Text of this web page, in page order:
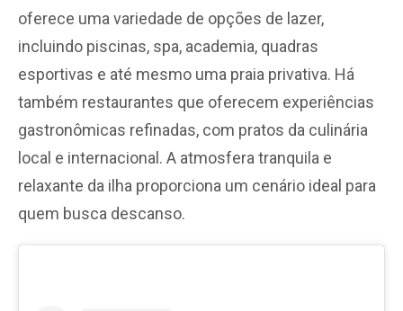
oferece uma variedade de opções de lazer,
incluindo piscinas, spa, academia, quadras
esportivas e até mesmo uma praia privativa. Há
também restaurantes que oferecem experiências
gastronômicas refinadas, com pratos da culinária
local e internacional. A atmosfera tranquila e
relaxante da ilha proporciona um cenário ideal para
quem busca descanso.